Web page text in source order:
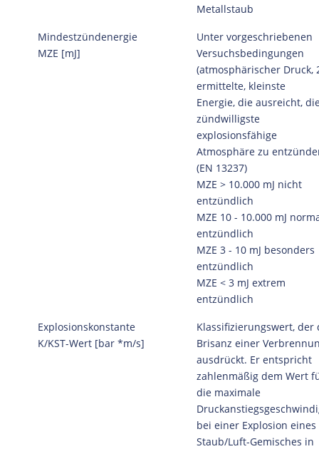
Metallstaub
Mindestzündenergie
MZE [mJ]
Unter vorgeschriebenen
Versuchsbedingungen
(atmosphärischer Druck,
ermittelte, kleinste
Energie, die ausreicht,
zündwilligste
explosionsfähige
Atmosphäre zu
(EN 13237)
MZE > 10.000 mJ nicht
entzündlich
MZE 10 - 10.000 mJ
entzündlich
MZE 3 - 10 mJ besonders
entzündlich
MZE < 3 mJ extrem
entzündlich
Explosionskonstante
K/KST-Wert [bar *m/s]
Klassifizierungswert, der
Brisanz einer
ausdrückt. Er entspricht
zahlenmäßig dem Wert
die maximale
bei einer Explosion eines
Staub/Luft-Gemisches in